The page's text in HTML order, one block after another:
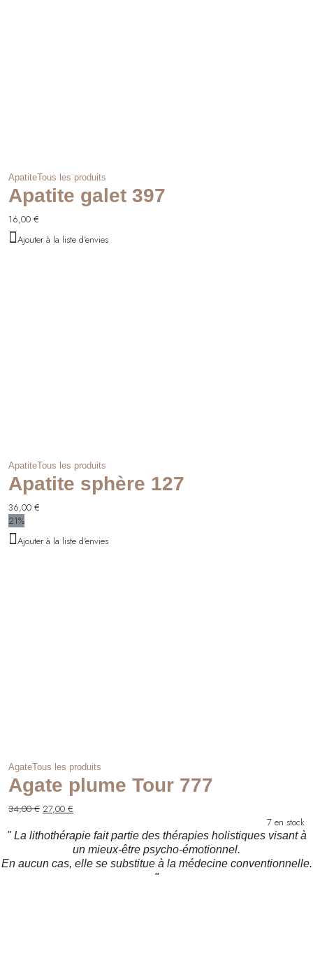
ApatiteTous les produits
Apatite galet 397
16,00 €
Ajouter à la liste d'envies
ApatiteTous les produits
Apatite sphère 127
36,00 €
21%
Ajouter à la liste d'envies
AgateTous les produits
Agate plume Tour 777
34,00€ Le
initial
34,00 €.
27,00 €
actuel
est :
27,00 €.
7 en stock
" La lithothérapie fait partie des thérapies holistiques visant à
un mieux-être psycho-émotionnel.
En aucun cas, elle se substitue à la médecine conventionnelle.
"